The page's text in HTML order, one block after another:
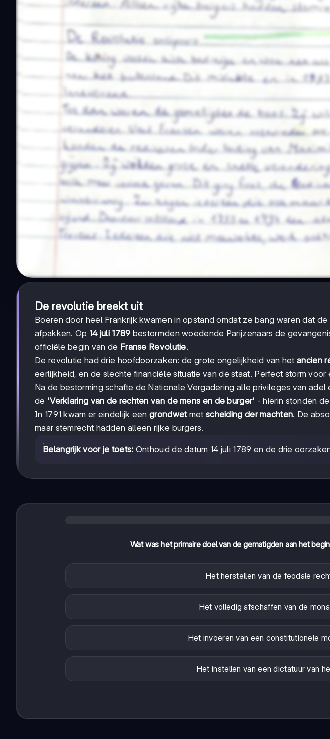
De revolutie breekt uit
Boeren door heel Frankrijk kwamen in opstand omdat ze bang waren dat
afpakken. Op 14 juli 1789 bestormden woedende Parijzenaars de
officiële begin van de Franse Revolutie.
De revolutie had drie hoofdoorzaken: de grote ongelijkheid van hetancien
eerlijkheid, en de slechte financiële situatie van de staat. Perfect storm voor
Na de bestorming schafte de Nationale Vergadering alle privileges van
de 'Verklaring van de rechten van de mens en de burger' - hierin stonden
In 1791 kwam er eindelijk een grondwetmet scheiding der machten. De
maar stemrecht hadden alleen rijke burgers.
Belangrijk voor je toets: Onthoud de datum 14 juli 1789 en de drie
Wat was het primaire doel van de gematigden aan het
Het herstellen van de feodale
Het volledig afschaffen van de
Het invoeren van een constitutionele
Het instellen van een dictatuur van